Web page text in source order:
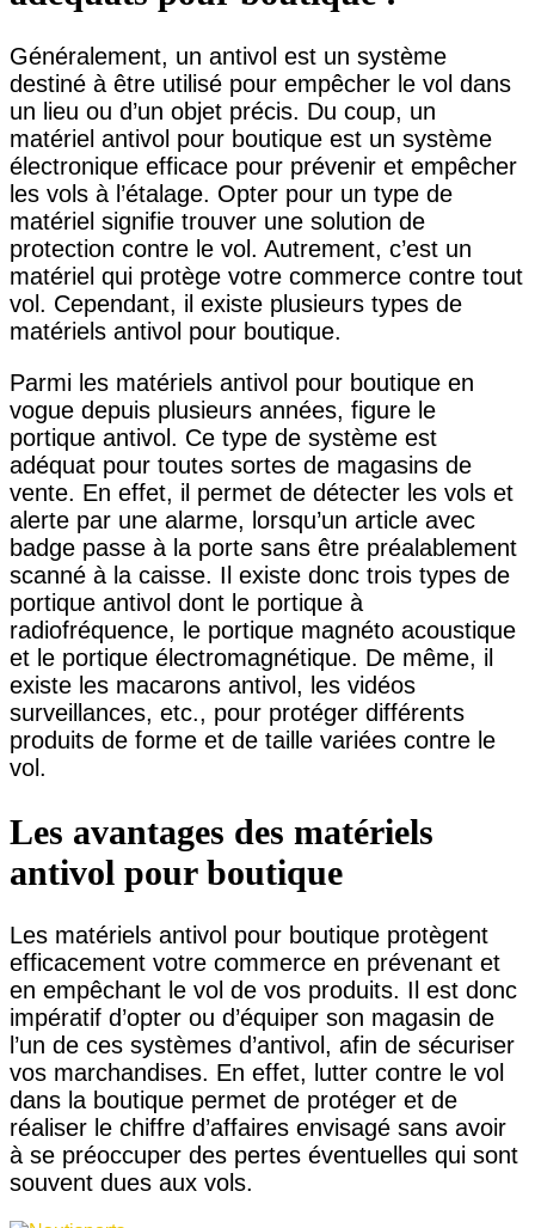
Généralement, un antivol est un système
destiné à être utilisé pour empêcher le vol dans
un lieu ou d’un objet précis. Du coup, un
matériel antivol pour boutique est un système
électronique efficace pour prévenir et empêcher
les vols à l’étalage. Opter pour un type de
matériel signifie trouver une solution de
protection contre le vol. Autrement, c’est un
matériel qui protège votre commerce contre tout
vol. Cependant, il existe plusieurs types de
matériels antivol pour boutique.
Parmi les matériels antivol pour boutique en
vogue depuis plusieurs années, figure le
portique antivol. Ce type de système est
adéquat pour toutes sortes de magasins de
vente. En effet, il permet de détecter les vols et
alerte par une alarme, lorsqu’un article avec
badge passe à la porte sans être préalablement
scanné à la caisse. Il existe donc trois types de
portique antivol dont le portique à
radiofréquence, le portique magnéto acoustique
et le portique électromagnétique. De même, il
existe les macarons antivol, les vidéos
surveillances, etc., pour protéger différents
produits de forme et de taille variées contre le
vol.
Les avantages des matériels
antivol pour boutique
Les matériels antivol pour boutique protègent
efficacement votre commerce en prévenant et
en empêchant le vol de vos produits. Il est donc
impératif d’opter ou d’équiper son magasin de
l’un de ces systèmes d’antivol, afin de sécuriser
vos marchandises. En effet, lutter contre le vol
dans la boutique permet de protéger et de
réaliser le chiffre d’affaires envisagé sans avoir
à se préoccuper des pertes éventuelles qui sont
souvent dues aux vols.